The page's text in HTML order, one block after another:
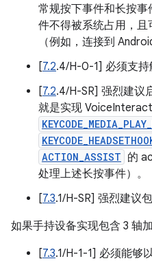
常规按下事件和长按
件不得被系统占用，
（例如，连接到
[7.2.4/H-0-1] 必须支持
[7.2.4/H-SR] 强烈建议
就是实现
ACTION_ASSIST 的
处理上述长按事件）。
[7.3.1/H-SR] 强烈建议
如果手持设备实现包含 3 轴
[7.3.1/H-1-1] 必须能够